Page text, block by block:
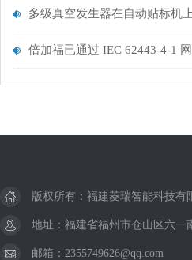
版权所有：福建菱瑞智能科技有
地址：福建省福州市仓山区六一
邮箱：2355749626@qq.com